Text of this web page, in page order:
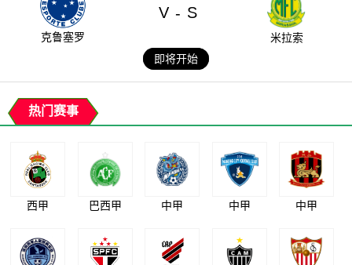
克鲁塞罗
V - S
米拉索
即将开始
热门赛事
西甲 巴西甲 中甲 中甲 中甲